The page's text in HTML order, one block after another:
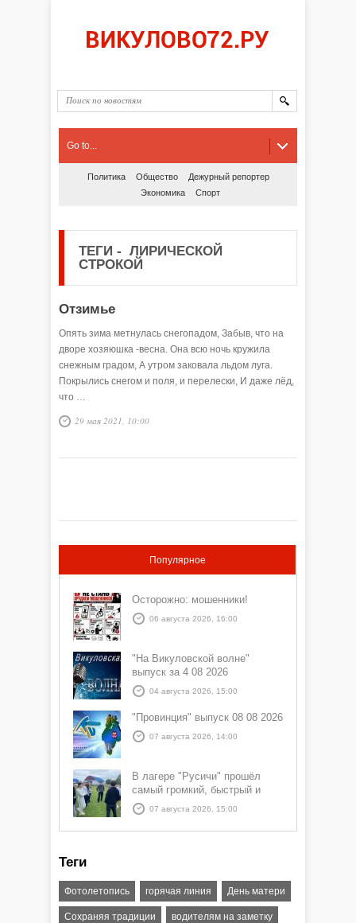
Go to...
Политика Общество
Дежурный репортер
Экономика
Спорт
ТЕГИ - ЛИРИЧЕСКОЙ
СТРОКОЙ
Отзимье
Опять зима метнулась снегопадом, Забыв, что на
дворе хозяюшка -весна. Она всю ночь кружила
снежным градом, А утром заковала льдом луга.
Покрылись снегом и поля, и перелески, И даже лёд,
что …
29 мая 2021, 10:00
Популярное
Осторожно: мошенники!
06 августа 2026, 16:00
"На Викуловской волне"
выпуск за 4 08 2026
04 августа 2026, 15:00
"Провинция" выпуск 08 08 2026
07 августа 2026, 14:00
В лагере "Русичи" прошёл
самый громкий, быстрый и
азартный час дня — Спортчас
07 августа 2026, 15:00
Теги
Фотолетопись горячая линия День матери
Сохраняя традиции водителям на заметку